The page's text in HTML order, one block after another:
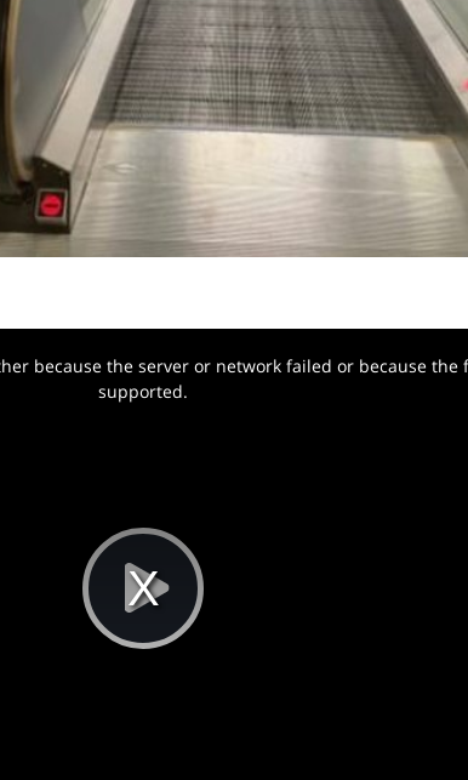
Play
because the server or network failed or because the
supported.